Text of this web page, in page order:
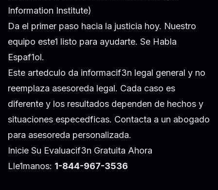
Information Institute)
Da el primer paso hacia la justicia hoy. Nuestro
equipo este1 listo para ayudarte. Se Habla
Espaf1ol.
Este artedculo da informacif3n legal general y no
reemplaza asesoreda legal. Cada caso es
diferente y los resultados dependen de hechos y
situaciones especedficas. Contacta a un abogado
para asesoreda personalizada.
Inicie Su Evaluacif3n Gratuita Ahora
Lle1manos: 1-844-967-3536